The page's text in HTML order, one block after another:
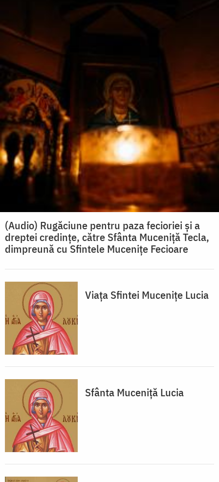
(Audio) Rugăciune pentru paza fecioriei și a
dreptei credințe, către Sfânta Muceniță Tecla,
dimpreună cu Sfintele Mucenițe Fecioare
Viața Sfintei Mucenițe Lucia
Sfânta Muceniță Lucia